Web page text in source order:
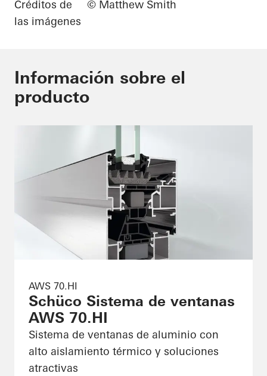
Créditos de
las imágenes
© Matthew Smith
Información sobre el
producto
AWS 70.HI
Schüco Sistema de ventanas
AWS 70.HI
Sistema de ventanas de aluminio con
alto aislamiento térmico y soluciones
atractivas